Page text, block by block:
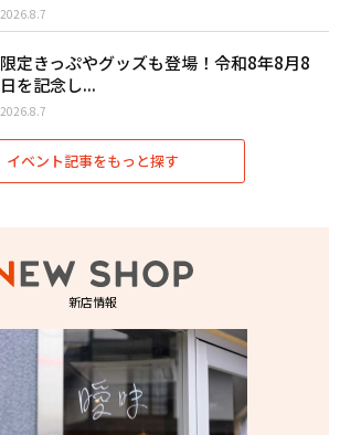
2026.8.7
限定きっぷやグッズも登場！令和8年8月8
日を記念し...
2026.8.7
イベント記事をもっと探す
新店情報